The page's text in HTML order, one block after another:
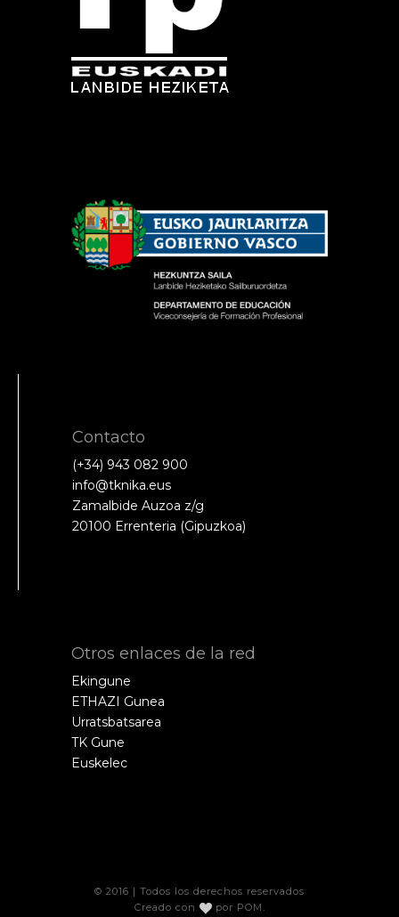
Contacto
(+34) 943 082 900
info@tknika.eus
Zamalbide Auzoa z/g
20100 Errenteria (Gipuzkoa)
Otros enlaces de la red
Ekingune
ETHAZI Gunea
Urratsbatsarea
TK Gune
Euskelec
© 2016 | Todos los derechos reservados
Creado con
por POM .